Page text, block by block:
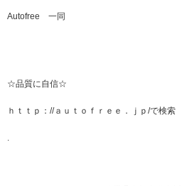
Autofree 一同
☆品質に自信☆
ｈｔｔｐ：//ａｕｔｏｆｒｅｅ．ｊｐ/で検索
.